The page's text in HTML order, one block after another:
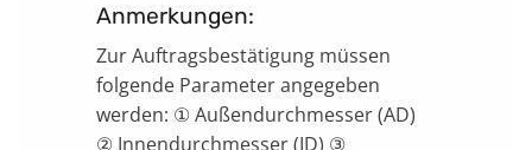
Anmerkungen:
Zur Auftragsbestätigung müssen
folgende Parameter angegeben
werden: ① Außendurchmesser (AD)
② Innendurchmesser (ID) ③